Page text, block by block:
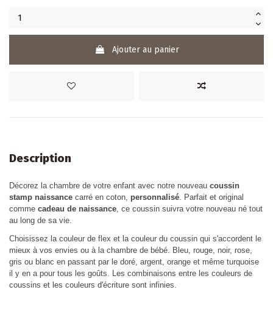
Ajouter au panier
Description
Décorez la chambre de votre enfant avec notre nouveau coussin
stamp naissance carré en coton, personnalisé . Parfait et original
comme cadeau de naissance , ce coussin suivra votre nouveau né tout
au long de sa vie.
Choisissez la couleur de flex et la couleur du coussin qui s'accordent le
mieux à vos envies ou à la chambre de bébé. Bleu, rouge, noir, rose,
gris ou blanc en passant par le doré, argent, orange et même turquoise
il y en a pour tous les goûts. Les combinaisons entre les couleurs de
coussins et les couleurs d'écriture sont infinies.